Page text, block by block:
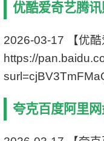
字 幕
豆瓣评
IMDb
文件格
视频尺
片 长
优酷爱奇艺腾
2026-03-17 【优
https://
夸克百度阿里